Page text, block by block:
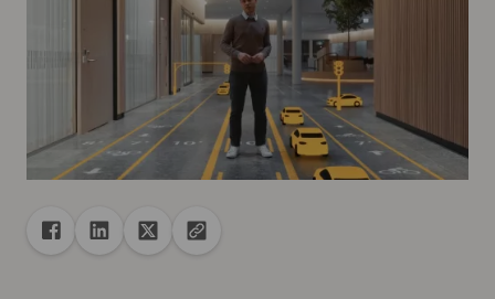
Compartilhar
Compartilhar no Facebook
Compartilhar no Linkedin
Compartilhar no X
Copiar URL para área de transferência